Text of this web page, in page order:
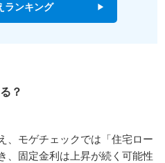
ランキング
？
、モゲチェックでは「住宅ロー
、固定金利は上昇が続く可能性